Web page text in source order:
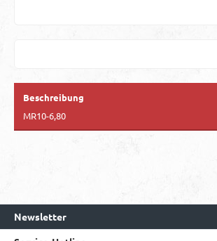
Beschreibung
MR10-6,80
Newsletter